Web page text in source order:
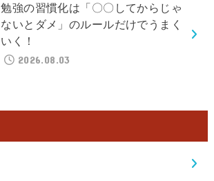
勉強の習慣化は「〇〇してからじゃ
ないとダメ」のルールだけでうまく
いく！
2026.08.03